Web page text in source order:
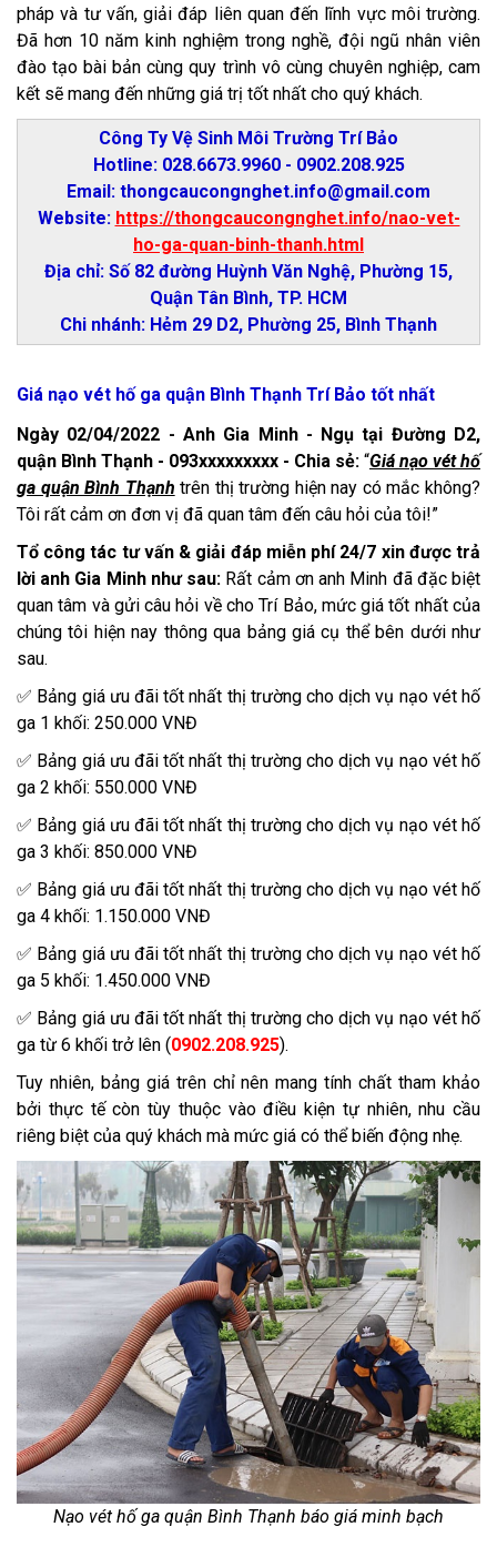
pháp và tư vấn, giải đáp liên quan đến lĩnh vực môi trường.
Đã hơn 10 năm kinh nghiệm trong nghề, đội ngũ nhân viên
đào tạo bài bản cùng quy trình vô cùng chuyên nghiệp, cam
kết sẽ mang đến những giá trị tốt nhất cho quý khách.
Công Ty Vệ Sinh Môi Trường Trí Bảo
Hotline: 028.6673.9960 - 0902.208.925
Email: thongcaucongnghet.info@gmail.com
Website: https://thongcaucongnghet.info/nao-vet-
ho-ga-quan-binh-thanh.html
Địa chỉ: Số 82 đường Huỳnh Văn Nghệ, Phường 15,
Quận Tân Bình, TP. HCM
Chi nhánh: Hẻm 29 D2, Phường 25, Bình Thạnh
Giá nạo vét hố ga quận Bình Thạnh Trí Bảo tốt nhất
Ngày 02/04/2022 - Anh Gia Minh - Ngụ tại Đường D2,
quận Bình Thạnh - 093xxxxxxxxx - Chia sẻ: “Giá nạo vét hố
ga quận Bình Thạnh trên thị trường hiện nay có mắc không?
Tôi rất cảm ơn đơn vị đã quan tâm đến câu hỏi của tôi!”
Tổ công tác tư vấn & giải đáp miễn phí 24/7 xin được trả
lời anh Gia Minh như sau: Rất cảm ơn anh Minh đã đặc biệt
quan tâm và gửi câu hỏi về cho Trí Bảo, mức giá tốt nhất của
chúng tôi hiện nay thông qua bảng giá cụ thể bên dưới như
sau.
✅ Bảng giá ưu đãi tốt nhất thị trường cho dịch vụ nạo vét hố
ga 1 khối: 250.000 VNĐ
✅ Bảng giá ưu đãi tốt nhất thị trường cho dịch vụ nạo vét hố
ga 2 khối: 550.000 VNĐ
✅ Bảng giá ưu đãi tốt nhất thị trường cho dịch vụ nạo vét hố
ga 3 khối: 850.000 VNĐ
✅ Bảng giá ưu đãi tốt nhất thị trường cho dịch vụ nạo vét hố
ga 4 khối: 1.150.000 VNĐ
✅ Bảng giá ưu đãi tốt nhất thị trường cho dịch vụ nạo vét hố
ga 5 khối: 1.450.000 VNĐ
✅ Bảng giá ưu đãi tốt nhất thị trường cho dịch vụ nạo vét hố
ga từ 6 khối trở lên (0902.208.925).
Tuy nhiên, bảng giá trên chỉ nên mang tính chất tham khảo
bởi thực tế còn tùy thuộc vào điều kiện tự nhiên, nhu cầu
riêng biệt của quý khách mà mức giá có thể biến động nhẹ.
Nạo vét hố ga quận Bình Thạnh báo giá minh bạch